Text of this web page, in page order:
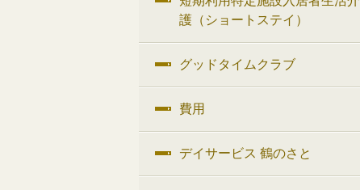
護（ショートステイ）
グッドタイムクラブ
費用
デイサービス 鶴のさと